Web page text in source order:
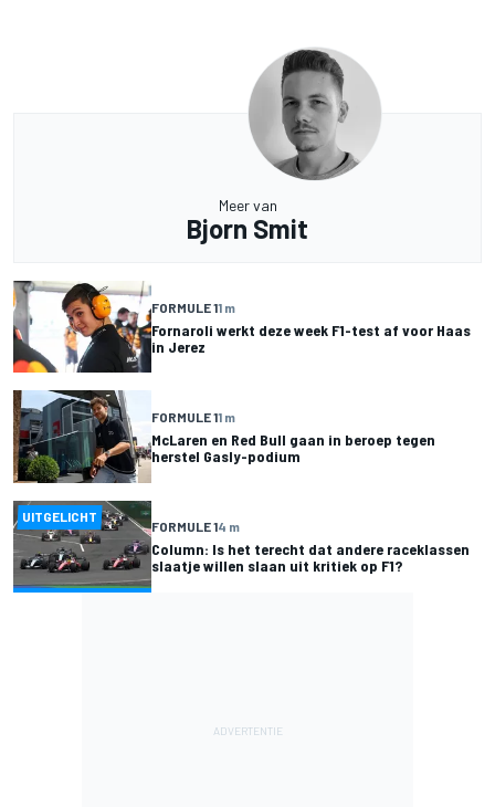
Meer van
Bjorn Smit
FORMULE 11 m
Fornaroli werkt deze week F1-test af voor Haas
in Jerez
FORMULE 11 m
McLaren en Red Bull gaan in beroep tegen
herstel Gasly-podium
UITGELICHT
FORMULE 14 m
Column: Is het terecht dat andere raceklassen
slaatje willen slaan uit kritiek op F1?